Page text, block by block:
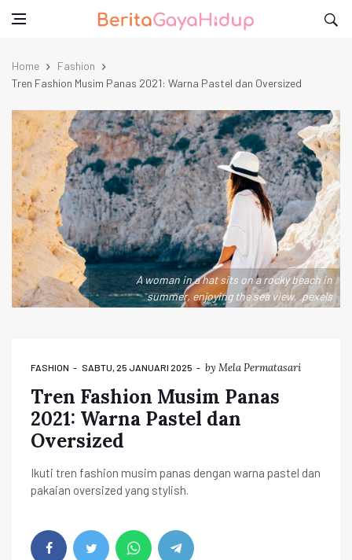
Home
Fashion
Tren Fashion Musim Panas 2021: Warna Pastel dan Oversized
A woman in a hat sits on a rocky beach in
summer, enjoying the sea view. .pexels
FASHION SABTU, 25 JANUARI 2025 by Mela Permatasari
Tren Fashion Musim Panas
2021: Warna Pastel dan
Oversized
Ikuti tren fashion musim panas dengan warna pastel dan
pakaian oversized yang stylish.